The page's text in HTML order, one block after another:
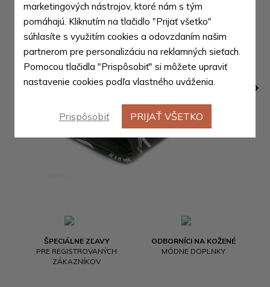
ŠPECIÁLNE ZĽAVY
PRE REGISTROVANÝCH
ZÁKAZNÍKOV
ODBORNÍCI NA KOŽENÉ
MÓDNE DOPLNKY
marketingových nástrojov, ktoré nám s tým
pomáhajú. Kliknutím na tlačidlo "Prijať všetko"
súhlasíte s využitím cookies a odovzdaním našim
partnerom pre personalizáciu na reklamných sieťach.
Pomocou tlačidla "Prispôsobiť" si môžete upraviť
nastavenie cookies podľa vlastného uváženia.
Prispôsobiť PRIJAŤ VŠETKO